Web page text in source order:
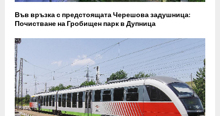
Във връзка с предстоящата Черешова задушница:
Почистване на Гробищен парк в Дупница